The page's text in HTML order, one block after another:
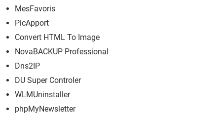
MesFavoris
PicApport
Convert HTML To Image
NovaBACKUP Professional
Dns2IP
DU Super Controler
WLMUninstaller
phpMyNewsletter